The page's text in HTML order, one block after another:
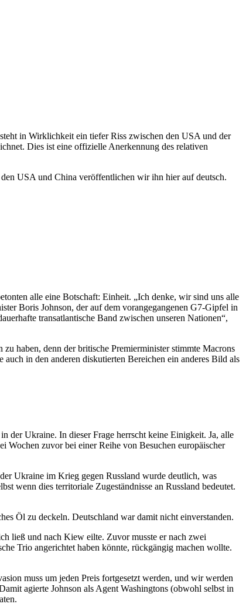
in Wirklichkeit ein tiefer Riss zwischen den USA und der
Dies ist eine offizielle Anerkennung des relativen
USA und China veröffentlichen wir ihn hier auf deutsch.
alle eine Botschaft: Einheit. „Ich denke, wir sind uns alle
Boris Johnson, der auf dem vorangegangenen G7-Gipfel in
transatlantische Band zwischen unseren Nationen“,
haben, denn der britische Premierminister stimmte Macrons
in den anderen diskutierten Bereichen ein anderes Bild als
der Ukraine. In dieser Frage herrscht keine Einigkeit. Ja, alle
Wochen zuvor bei einer Reihe von Besuchen europäischer
Ukraine im Krieg gegen Russland wurde deutlich, was
wenn dies territoriale Zugeständnisse an Russland bedeutet.
Öl zu deckeln. Deutschland war damit nicht einverstanden.
ließ und nach Kiew eilte. Zuvor musste er nach zwei
Trio angerichtet haben könnte, rückgängig machen wollte.
muss um jeden Preis fortgesetzt werden, und wir werden
agierte Johnson als Agent Washingtons (obwohl selbst in